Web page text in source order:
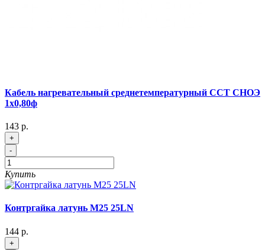
Кабель нагревательный среднетемпературный ССТ СНОЭ
1х0,80ф
143 р.
+
-
Купить
Контргайка латунь М25 25LN
144 р.
+